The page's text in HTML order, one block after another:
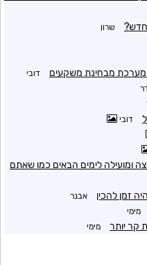
שרון
מבחינת משקעים דובי
דובי
ומועילה לימים הבאים כמו שאתם
זמן להכין אבנר
מימי
קר יותר מימי